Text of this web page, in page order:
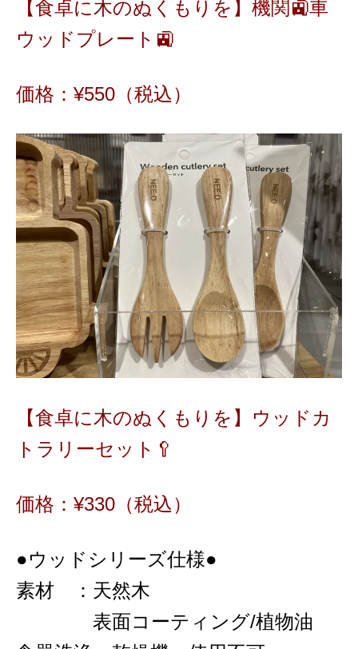
【食卓に木のぬくもりを】機関🚉車
ウッドプレート🚉
価格：¥550 （税込）
【食卓に木のぬくもりを】ウッドカ
トラリーセット🥄
価格：¥330 （税込）
●ウッドシリーズ仕様●
素材 ：天然木
表面コーティング/植物油